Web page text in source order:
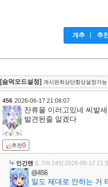
개추 추
[숨덕모드설정] 게시판최상단항상설정가능
456 2026-06-17 21:08:07
잔류물 이러고있네 씨발
발견된줄 알겠다
추천0
인간맨 [L:7/A:145] 2026-06-17
@456
일도 제대로 안하는 거